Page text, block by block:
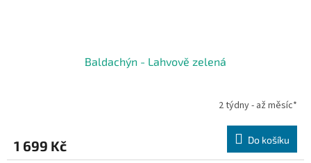
Baldachýn - Lahvově zelená
2 týdny - až měsíc*
1 699 Kč Do košíku